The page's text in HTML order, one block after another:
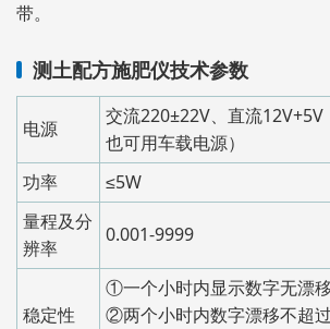
带。
测土配方施肥仪技术参数
电源
交流220±22V、直流
也可用车载电源）
功率
≤5W
量程及分
辨率
0.001-9999
稳定性
①一个小时内显示数字无漂移
②两个小时内数字漂移不超